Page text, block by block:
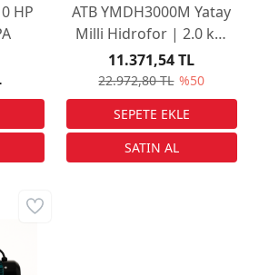
HP
ATB YMDH3000M Yatay
Milli Hidrofor | 2.0 kW
(2.7 HP) | 90 Metre
Basma Yüksekliği | 220V
Monofaze
22.972,80 TL %50
11.371,54 TL